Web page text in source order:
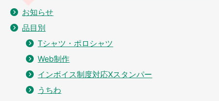
お知らせ
品目別
Tシャツ・ポロシャツ
Web制作
インボイス制度対応Xスタンパー
うちわ